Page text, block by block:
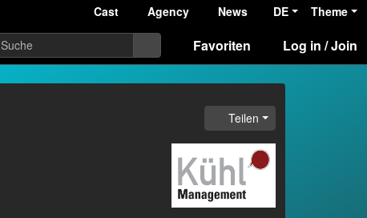
Cast Agency News DE Theme
Favoriten Log in / Join
Teilen